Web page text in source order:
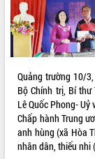
Định vị cà phê Việt
sản sống” trong dòng
Xây dựng nông thôn
sống người dân từ
Quyết liệt tháo gỡ
nhanh tiến độ các dự
trong Khu kinh tế Nam
Hòn Yến phát triển du
tồn biển
Quảng trường 10/
Bộ Chính trị, Bí thư
Lê Quốc Phong-
Chấp hành Trung
anh hùng (xã Hòa
nhân dân, thiếu nhi